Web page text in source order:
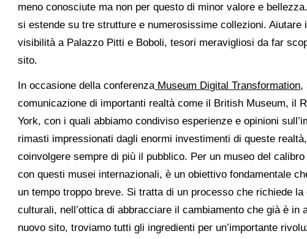
meno conosciute ma non per questo di minor valore e
si estende su tre strutture e numerosissime collezioni.
visibilità a Palazzo Pitti e Boboli, tesori meravigliosi da far
sito.
In occasione della conferenzaMuseum Digital Transformation,
comunicazione di importanti realtà come il British Museum, il
York, con i quali abbiamo condiviso esperienze e opinioni
rimasti impressionati dagli enormi investimenti di queste
coinvolgere sempre di più il pubblico. Per un museo del
con questi musei internazionali, è un obiettivo fondamentale
un tempo troppo breve. Si tratta di un processo che richiede
culturali, nell’ottica di abbracciare il cambiamento che già è in
nuovo sito, troviamo tutti gli ingredienti per un’importante